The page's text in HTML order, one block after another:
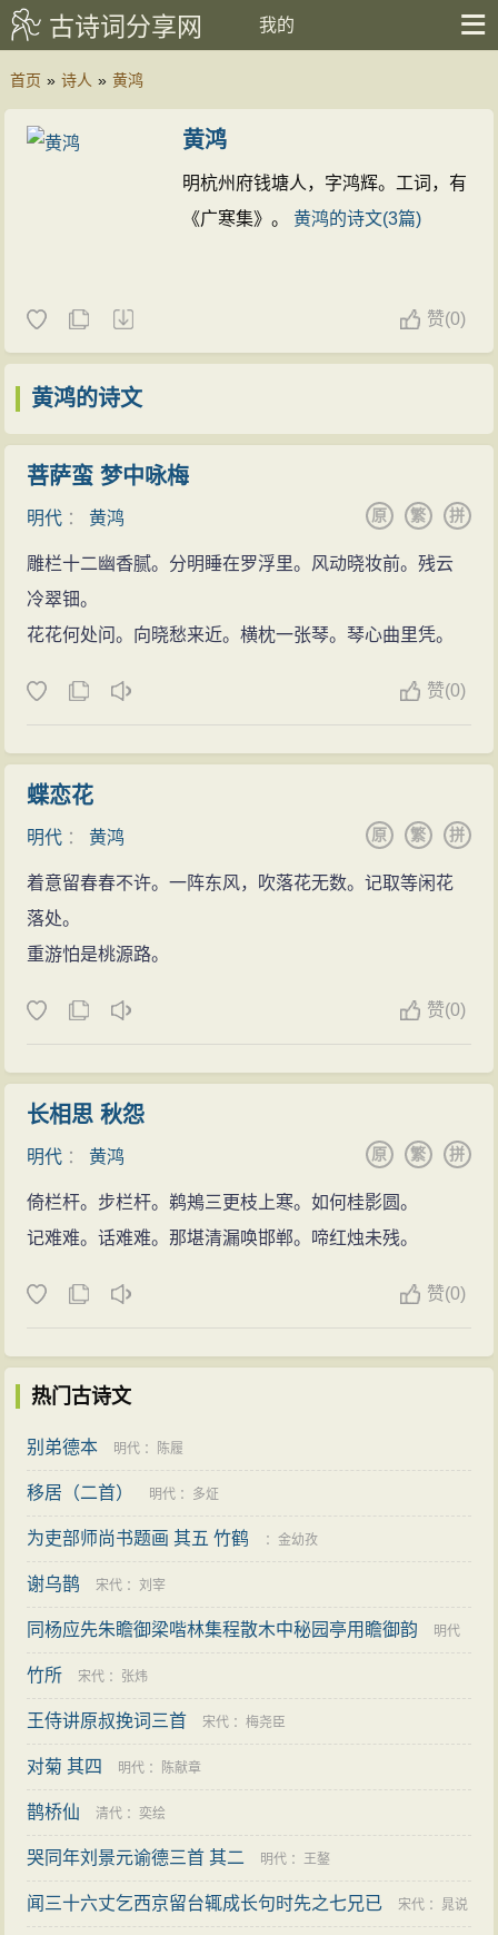
古诗词分享网 我的
首页 » 诗人 » 黄鸿
黄鸿
明杭州府钱塘人，字鸿辉。工词，有
《广寒集》。黄鸿的诗文(3篇)
赞(0)
黄鸿的诗文
菩萨蛮 梦中咏梅
明代 ：黄鸿 拼
繁
原
雕栏十二幽香腻。分明睡在罗浮里。风动晓妆前。残云
冷翠钿。
花花何处问。向晓愁来近。横枕一张琴。琴心曲里凭。
赞(0)
蝶恋花
明代 ：黄鸿 拼
繁
原
着意留春春不许。一阵东风，吹落花无数。记取等闲花
落处。
重游怕是桃源路。
赞(0)
长相思 秋怨
明代 ：黄鸿 拼
繁
原
倚栏杆。步栏杆。鹈鴂三更枝上寒。如何桂影圆。
记难难。话难难。那堪清漏唤邯郸。啼红烛未残。
赞(0)
热门古诗文
别弟德本 明代 ： 陈履
移居（二首） 明代 ： 多炡
为吏部师尚书题画 其五 竹鹤 ：金幼孜
谢乌鹊 宋代 ：刘宰
同杨应先朱瞻御梁喈林集程散木中秘园亭用瞻御韵 明代
： 李之世
竹所 宋代 ： 张炜
王侍讲原叔挽词三首 宋代 ：梅尧臣
对菊 其四 明代 ： 陈献章
鹊桥仙 清代 ：奕绘
哭同年刘景元谕德三首 其二 明代 ：王鏊
闻三十六丈乞西京留台辄成长句时先之七兄已 宋代 ： 晁说